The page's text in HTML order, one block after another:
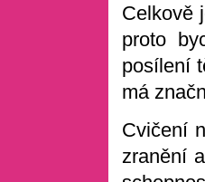
Celkově
proto
posílení
má
Cvičení
zranění